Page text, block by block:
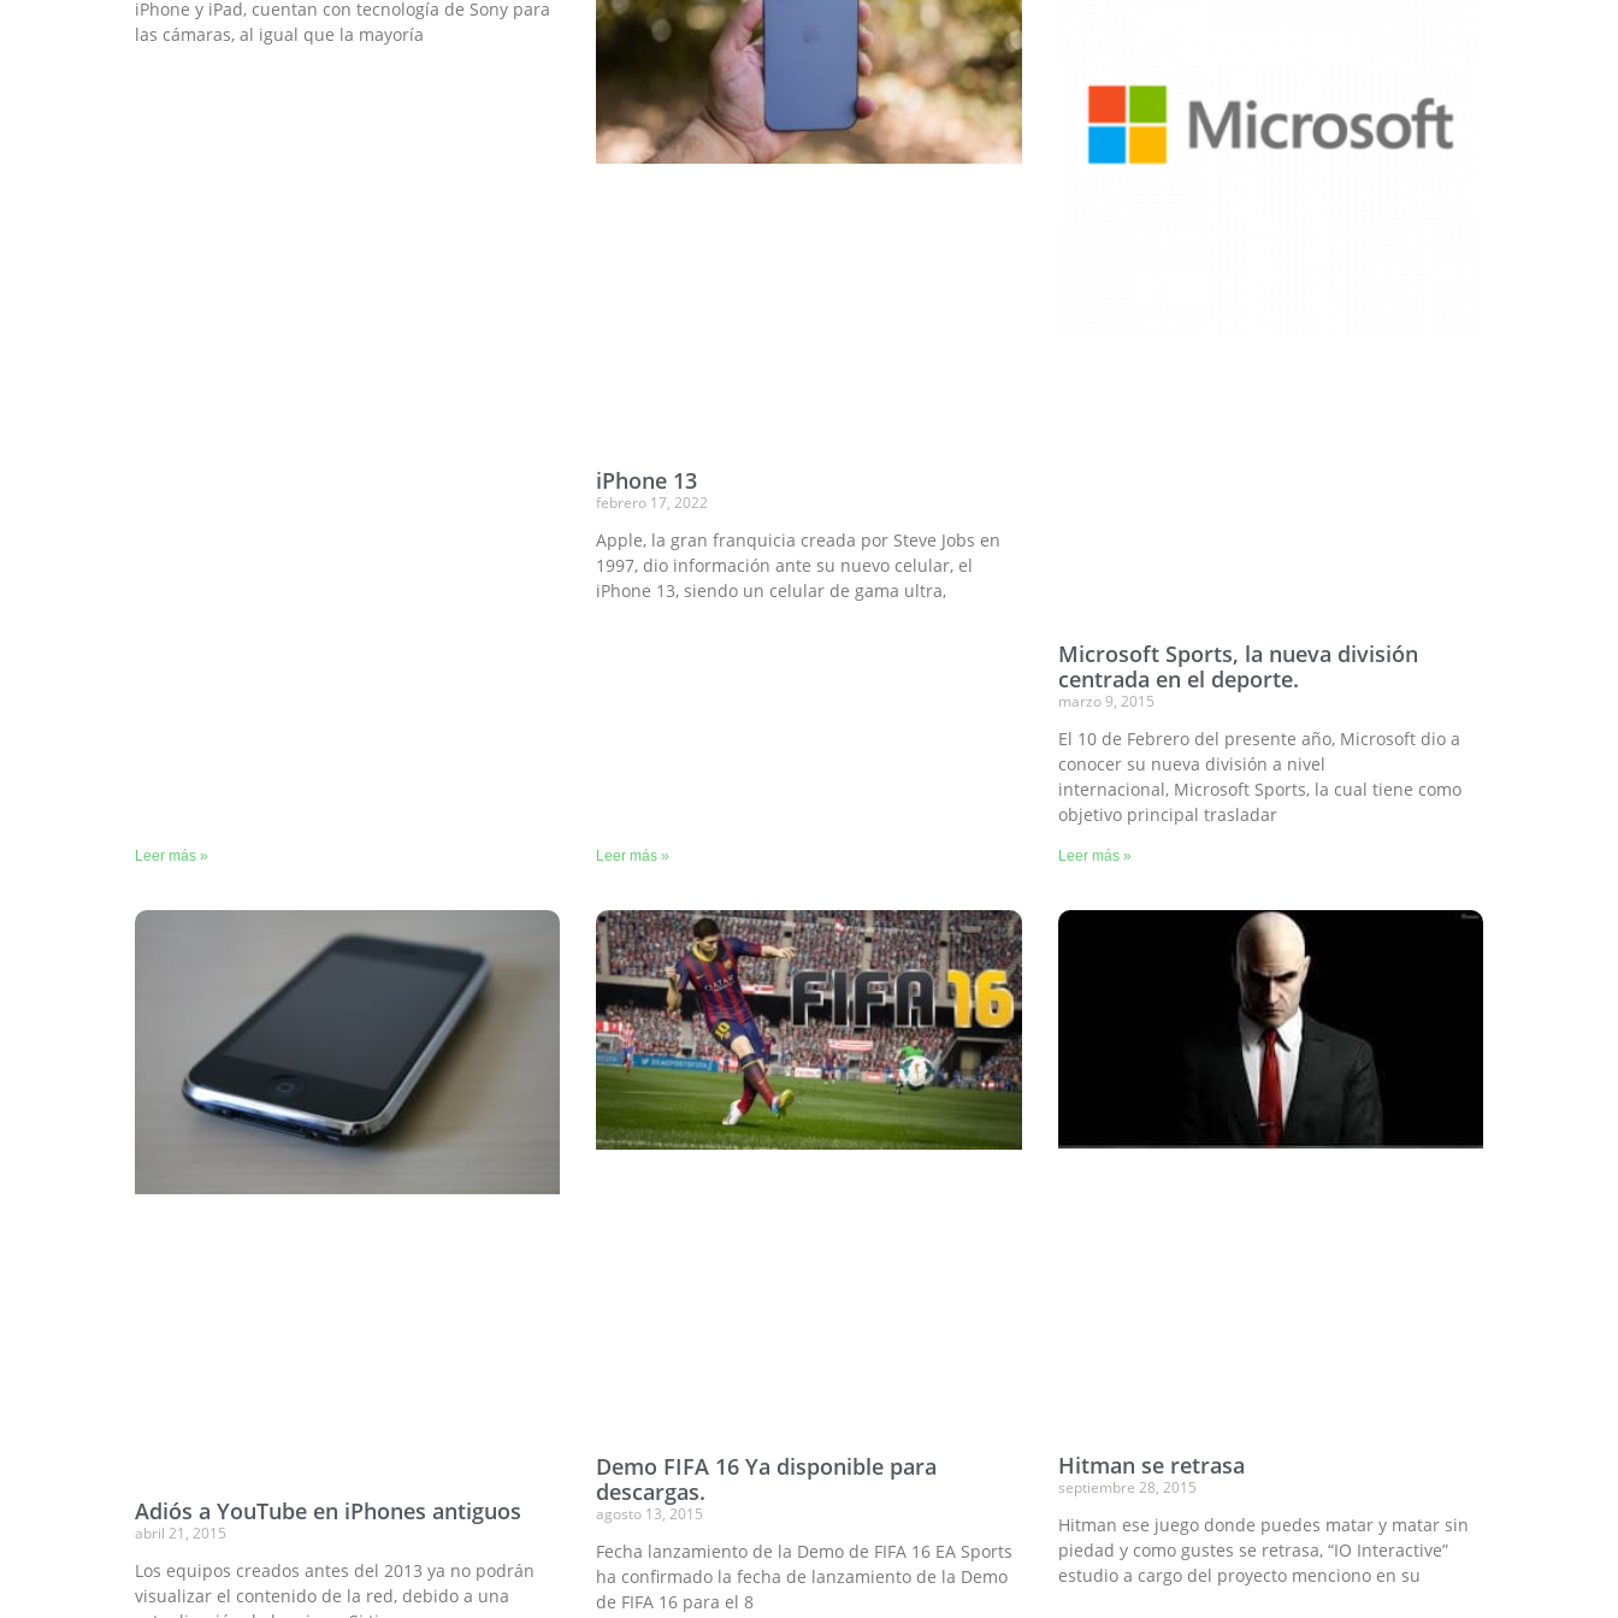
iPhone y iPad, cuentan con tecnología de Sony para
las cámaras, al igual que la mayoría
Leer más »
iPhone 13
febrero 17, 2022
Apple, la gran franquicia creada por Steve Jobs en
1997, dio información ante su nuevo celular, el
iPhone 13, siendo un celular de gama ultra,
Leer más »
Microsoft Sports, la nueva división
centrada en el deporte.
marzo 9, 2015
El 10 de Febrero del presente año, Microsoft dio a
conocer su nueva división a nivel
internacional, Microsoft Sports, la cual tiene como
objetivo principal trasladar
Leer más »
Adiós a YouTube en iPhones antiguos
abril 21, 2015
Los equipos creados antes del 2013 ya no podrán
visualizar el contenido de la red, debido a una
Demo FIFA 16 Ya disponible para
descargas.
agosto 13, 2015
Fecha lanzamiento de la Demo de FIFA 16 EA Sports
ha confirmado la fecha de lanzamiento de la Demo
de FIFA 16 para el 8
Hitman se retrasa
septiembre 28, 2015
Hitman ese juego donde puedes matar y matar sin
piedad y como gustes se retrasa, “IO Interactive”
estudio a cargo del proyecto menciono en su